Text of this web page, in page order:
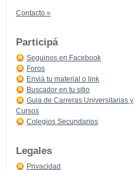
Contacto »
Participá
Seguinos en Facebook
Foros
Enviá tu material o link
Buscador en tu sitio
Guia de Carreras Universitarias y
Cursos
Colegios Secundarios
Legales
Privacidad